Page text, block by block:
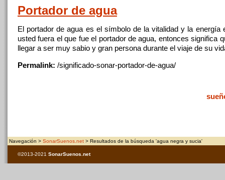
Portador de agua
El portador deagua es el símbolo de la vitalidady la energía
usted fuera el que fue el portador deagua, entonces significa
llegar a ser muy sabio y gran persona durante el viaje de su
Permalink: /significado-sonar-portador-de-agua/
Navegación > SonarSuenos.net > Resultados de la búsqueda 'agua negra y sucia'
©2013-2021 SonarSuenos .net